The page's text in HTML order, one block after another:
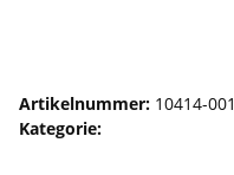
Artikelnummer: 10414-001
Kategorie: